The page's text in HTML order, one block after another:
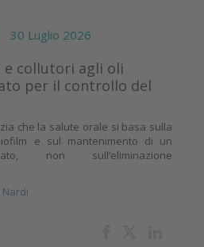
30 Luglio 2026
e collutori agli oli
per il controllo del
che la salute orale si basa sulla
e sul mantenimento di un
non sull’eliminazione